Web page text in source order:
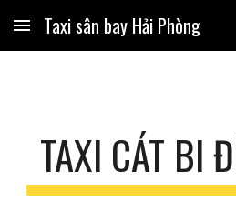
Skip to main content
Taxi sân bay Hải Phòng
TAXI CÁT BI